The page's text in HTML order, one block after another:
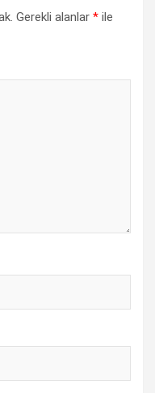
Gerekli alanlar * ile